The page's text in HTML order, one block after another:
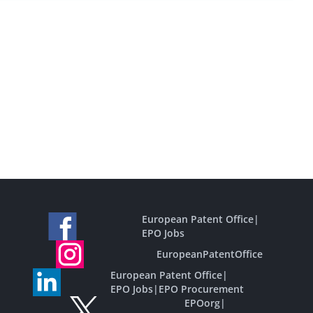
European Patent Office|
EPO Jobs
EuropeanPatentOffice
European Patent Office|
EPO Jobs| EPO Procurement
EPOorg|